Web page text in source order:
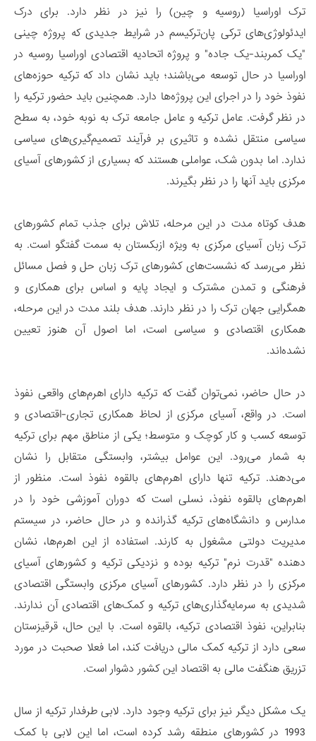
ترک اوراسیا (روسیه و چین) را نیز در نظر دارد. برای درک
ایدئولوژی‌های ترکی پان‌ترکیسم در شرایط جدیدی که پروژه‌ چینی
"یک کمربند-یک جاده" و پروژه اتحادیه اقتصادی اوراسیا روسیه در
اوراسیا در حال توسعه می‌باشند؛ باید نشان داد که ترکیه حوزه‌های
نفوذ خود را در اجرای این پروژه‌ها دارد. همچنین باید حضور ترکیه را
در نظر گرفت. عامل ترکیه و عامل جامعه ترک به نوبه خود، به سطح
سیاسی منتقل نشده و تاثیری بر فرآیند تصمیم‌گیری‌های سیاسی
ندارد. اما بدون شک، عواملی هستند که بسیاری از کشورهای آسیای
مرکزی باید آنها را در نظر بگیرند.
هدف کوتاه مدت در این مرحله، تلاش برای جذب تمام کشورهای
ترک زبان آسیای مرکزی به ویژه ازبکستان به سمت گفتگو است. به
نظر می‌رسد که نشست‌های کشورهای ترک زبان حل و فصل مسائل
فرهنگی و تمدن مشترک و ایجاد پایه و اساس برای همکاری و
همگرایی جهان ترک را در نظر دارند. هدف بلند مدت در این مرحله،
همکاری اقتصادی و سیاسی است، اما اصول آن هنوز تعیین
نشده‌اند.
در حال حاضر، نمی‌توان گفت که ترکیه دارای اهرم‌های واقعی نفوذ
است. در واقع، آسیای مرکزی از لحاظ همکاری تجاری-اقتصادی و
توسعه کسب و کار کوچک و متوسط؛ یکی از مناطق مهم برای ترکیه
به شمار می‌رود. این عوامل بیشتر، وابستگی متقابل را نشان
می‌دهند. ترکیه تنها دارای اهرم‌های بالقوه نفوذ است. منظور از
اهرم‌های بالقوه نفوذ، نسلی است که دوران آموزشی خود را در
مدارس و دانشگاه‌های ترکیه گذرانده و در حال حاضر، در سیستم
مدیریت دولتی مشغول به کارند. استفاده از این اهرم‌ها، نشان
دهنده "قدرت نرم" ترکیه بوده و نزدیکی ترکیه و کشورهای آسیای
مرکزی را در نظر دارد. کشورهای آسیای مرکزی وابستگی اقتصادی
شدیدی به سرمایه‌گذاری‌های ترکیه و کمک‌های اقتصادی آن ندارند.
بنابراین، نفوذ اقتصادی ترکیه، بالقوه است. با این حال، قرقیزستان
سعی دارد از ترکیه کمک مالی دریافت کند، اما فعلا صحبت در مورد
تزریق هنگفت مالی به اقتصاد این کشور دشوار است.
یک مشکل دیگر نیز برای ترکیه وجود دارد. لابی طرفدار ترکیه از سال
1993 در کشورهای منطقه رشد کرده است، اما این لابی با کمک